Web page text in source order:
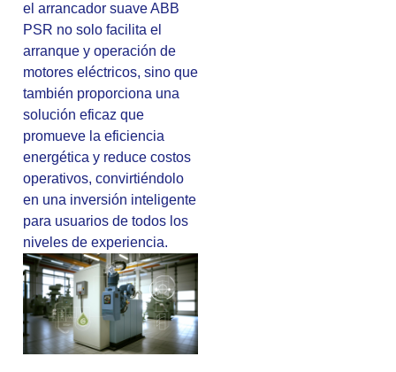
el arrancador suave ABB
PSR no solo facilita el
arranque y operación de
motores eléctricos, sino que
también proporciona una
solución eficaz que
promueve la eficiencia
energética y reduce costos
operativos, convirtiéndolo
en una inversión inteligente
para usuarios de todos los
niveles de experiencia.